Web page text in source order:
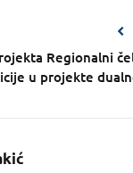
Regionalni
u projekte